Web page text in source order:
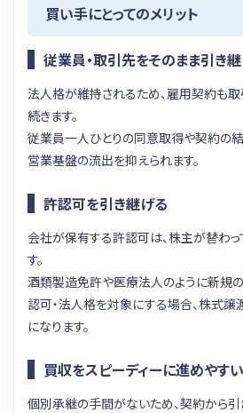
買い手にとってのメリット
従業員・取引先をそのまま引き
法人格が維持されるため、雇用契約も
続きます。
従業員一人ひとりの同意取得や契約の
営業基盤の流出を抑えられます。
許認可を引き継げる
会社が保有する許認可は、株主が替わ
す。
酒類製造免許や医療法人のように新規
認可・法人格を対象にする場合、株式
になります。
買収をスピーディーに進めやすい
個別承継の手間がないため、契約から